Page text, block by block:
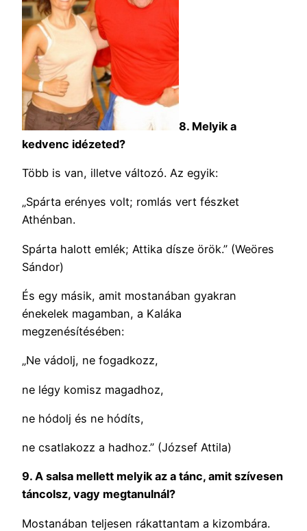
8. Melyik a
kedvenc idézeted?
Több is van, illetve változó. Az egyik:
„Spárta erényes volt; romlás vert fészket
Athénban.
Spárta halott emlék; Attika dísze örök.” (Weöres
Sándor)
És egy másik, amit mostanában gyakran
énekelek magamban, a Kaláka
megzenésítésében:
„Ne vádolj, ne fogadkozz,
ne légy komisz magadhoz,
ne hódolj és ne hódíts,
ne csatlakozz a hadhoz.” (József Attila)
9. A salsa mellett melyik az a tánc, amit szívesen
táncolsz, vagy megtanulnál?
Mostanában teljesen rákattantam a kizombára.